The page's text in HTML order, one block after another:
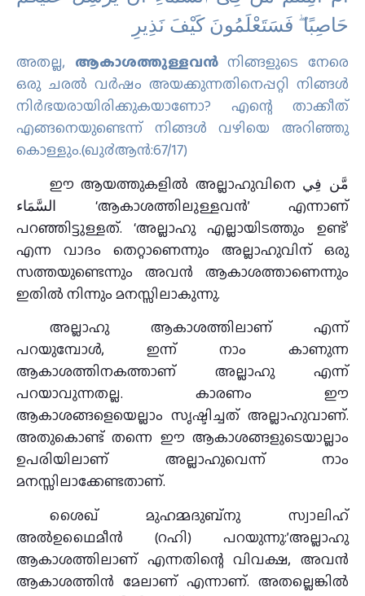
ﺣَﺎﺻِﺒًﺎ ۖ ﻓَﺴَﺘَﻌْﻠَﻤُﻮﻥَ ﻛَﻴْﻒَ ﻧَﺬِﻳﺮِ
അതല്ല, ആകാശത്തുള്ളവന്‍നിങ്ങളുടെ നേരെ
ഒരു ചരല്‍ വര്‍ഷം അയക്കുന്നതിനെപ്പറ്റി നിങ്ങള്‍
നിര്‍ഭയരായിരിക്കുകയാണോ? എന്റെ താക്കീത്
എങ്ങനെയുണ്ടെന്ന് നിങ്ങള്‍ വഴിയെ അറിഞ്ഞു
കൊള്ളും.(ഖു൪ആന്‍:67/17)
ഈ ആയത്തുകളില്‍ അല്ലാഹുവിനെ مَّن فِي
السَّمَاء ‘ആകാശത്തിലുള്ളവന്‍’ എന്നാണ്
പറഞ്ഞിട്ടുള്ളത്. ‘അല്ലാഹു എല്ലായിടത്തും ഉണ്ട്’
എന്ന വാദം തെറ്റാണെന്നും അല്ലാഹുവിന് ഒരു
സത്തയുണ്ടെന്നും അവന്‍ ആകാശത്താണെന്നും
ഇതില്‍ നിന്നും മനസ്സിലാകുന്നു.
അല്ലാഹു ആകാശത്തിലാണ് എന്ന്
പറയുമ്പോള്‍, ഇന്ന് നാം കാണുന്ന
ആകാശത്തിനകത്താണ് അല്ലാഹു എന്ന്
പറയാവുന്നതല്ല. കാരണം ഈ
ആകാശങ്ങളെയെല്ലാം സൃഷ്ടിച്ചത് അല്ലാഹുവാണ്.
അതുകൊണ്ട് തന്നെ ഈ ആകാശങ്ങളുടെയാല്ലാം
ഉപരിയിലാണ് അല്ലാഹുവെന്ന് നാം
മനസ്സിലാക്കേണ്ടതാണ്.
ശൈഖ് മുഹമ്മദുബ്നു സ്വാലിഹ്
അല്‍ഉഥൈമീന്‍ (റഹി) പറയുന്നു:’അല്ലാഹു
ആകാശത്തിലാണ് എന്നതിന്റെ വിവക്ഷ, അവന്‍
ആകാശത്തിന്‍ മേലാണ് എന്നാണ്. അതല്ലെങ്കില്‍